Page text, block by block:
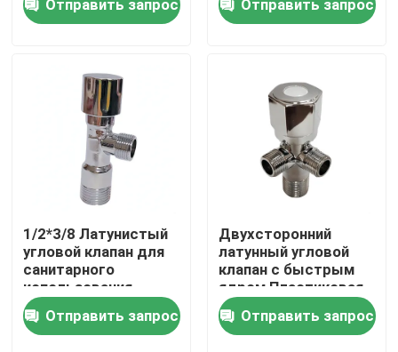
Латунный шаровой кран
Латунный газовый клапан
Латунный клапан стопа
Латунный обратный клапан
Латунный плавающий клапан
холодной воды для
ванной кухни
Отправить запрос Отправить запрос
1/2*3/8 Латунистый
угловой клапан для
санитарного
использования
Антикоррозия
Отправить запрос
Двухсторонний
латунный угловой
клапан с быстрым
ядром Пластиковая
ручка 1/2*3/8*3/8
Отправить запрос